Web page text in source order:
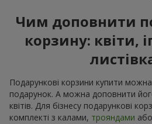
Чим доповнити
корзину: квіти,
Подарункові корзини купити
подарунок. А можна доповнити
квітів. Для бізнесу подарункові
комплекті з калами, трояндами або